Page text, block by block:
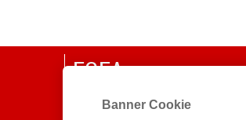
EGEA
CHI SIAMO
Banner Cookie